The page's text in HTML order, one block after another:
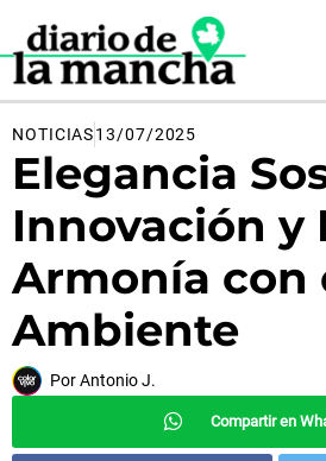
contenido
NOTICIAS13/07/2025
Elegancia
Innovación y
Armonía con
Ambiente
PorAntonio J.
Compartir en